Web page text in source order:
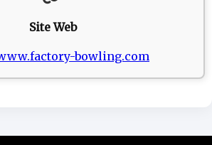
Site Web
bowling.com